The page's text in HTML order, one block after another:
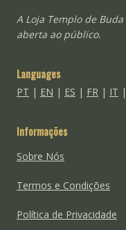
A Loja Templo de
aberta ao público.
Languages
PT | EN | ES | FR| IT |
Informações
Sobre Nós
Termos e Condições
Política de Privacidade